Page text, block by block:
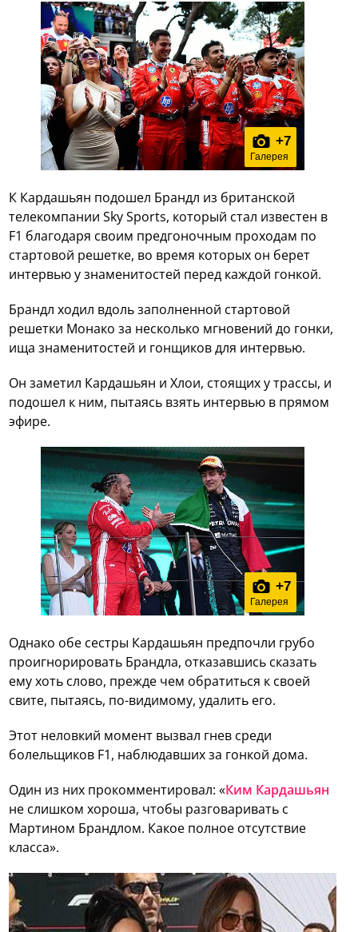
+7
Галерея
К Кардашьян подошел Брандл из британской
телекомпании Sky Sports, который стал известен в
F1 благодаря своим предгоночным проходам по
стартовой решетке, во время которых он берет
интервью у знаменитостей перед каждой гонкой.
Брандл ходил вдоль заполненной стартовой
решетки Монако за несколько мгновений до гонки,
ища знаменитостей и гонщиков для интервью.
Он заметил Кардашьян и Хлои, стоящих у трассы, и
подошел к ним, пытаясь взять интервью в прямом
эфире.
+7
Галерея
Однако обе сестры Кардашьян предпочли грубо
проигнорировать Брандла, отказавшись сказать
ему хоть слово, прежде чем обратиться к своей
свите, пытаясь, по-видимому, удалить его.
Этот неловкий момент вызвал гнев среди
болельщиков F1, наблюдавших за гонкой дома.
Один из них прокомментировал: «Ким Кардашьян
не слишком хороша, чтобы разговаривать с
Мартином Брандлом. Какое полное отсутствие
класса».